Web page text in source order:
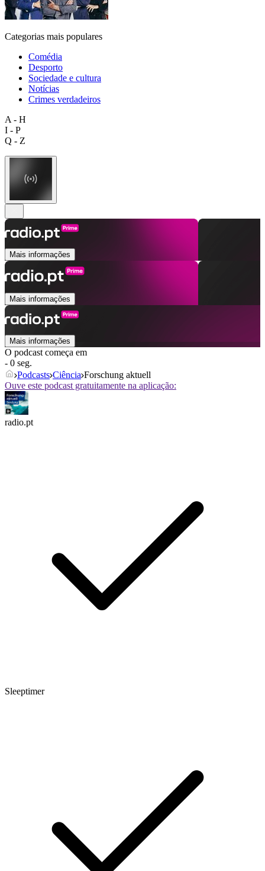
Categorias mais populares
Comédia
Desporto
Sociedade e cultura
Notícias
Crimes verdadeiros
A - H
I - P
Q - Z
Mais informações
Mais informações
Mais informações
O podcast começa em
- 0 seg.
Podcasts Ciência Forschung aktuell
Ouve este podcast gratuitamente na aplicação:
radio.pt
Sleeptimer